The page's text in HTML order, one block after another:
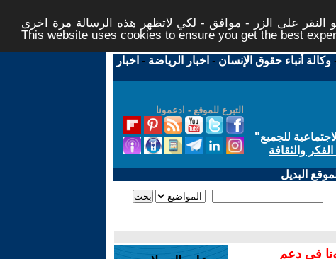
على الزر - موافق - لكي لاتظهر هذه الرسالة مرة اخرى -
This website uses cookies to ensure you get the best
وكالة أنباء حقوق الإنسان - اخبار الرياضة - اخبار
التبرع للموقع - ادعمونا
للجميع"
والثقافة
البديل
في دعم